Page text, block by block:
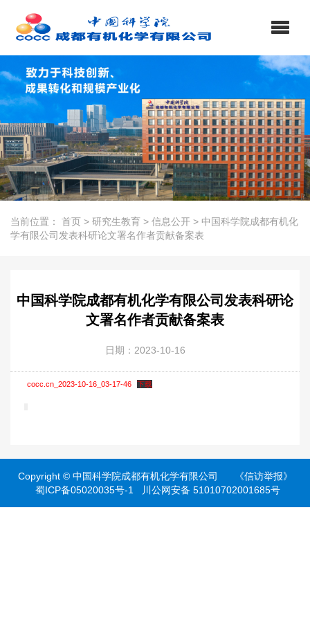
当前位置： 首页 > 研究生教育 > 信息公开 > 中国科学院成都有机化
学有限公司发表科研论文署名作者贡献备案表
中国科学院成都有机化学有限公司发表科研论
文署名作者贡献备案表
日期：2023-10-16
cocc.cn_2023-10-16_03-17-46 下载
Copyright © 中国科学院成都有机化学有限公司
《信访举报》
蜀ICP备05020035号-1
川公网安备 51010702001685号